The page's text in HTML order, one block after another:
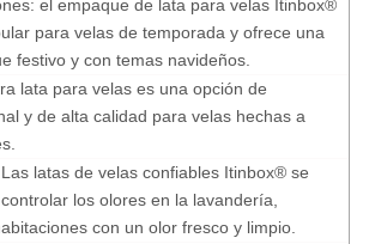
el empaque de lata para velas Itinbox®
para velas de temporada y ofrece una
festivo y con temas navideños.
lata para velas es una opción de
y de alta calidad para velas hechas a
latas de velas confiables Itinbox® se
los olores en la lavandería,
con un olor fresco y limpio.